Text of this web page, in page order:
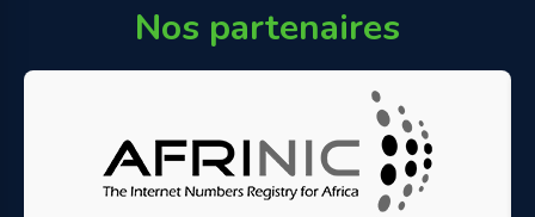
Nos partenaires